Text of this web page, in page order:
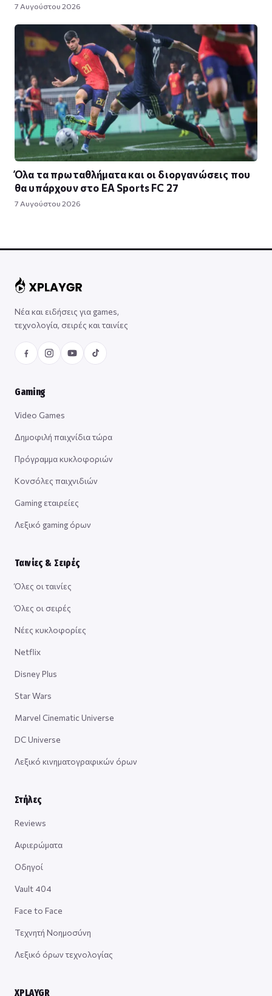
7 Αυγούστου 2026
Όλα τα πρωταθλήματα και οι διοργανώσεις που
θα υπάρχουν στο EA Sports FC 27
7 Αυγούστου 2026
Νέα και ειδήσεις για games,
τεχνολογία, σειρές και ταινίες
Gaming
Video Games
Δημοφιλή παιχνίδια τώρα
Πρόγραμμα κυκλοφοριών
Κονσόλες παιχνιδιών
Gaming εταιρείες
Λεξικό gaming όρων
Ταινίες & Σειρές
Όλες οι ταινίες
Όλες οι σειρές
Νέες κυκλοφορίες
Netflix
Disney Plus
Star Wars
Marvel Cinematic Universe
DC Universe
Λεξικό κινηματογραφικών όρων
Στήλες
Reviews
Αφιερώματα
Οδηγοί
Vault 404
Face to Face
Τεχνητή Νοημοσύνη
Λεξικό όρων τεχνολογίας
XPLAYGR